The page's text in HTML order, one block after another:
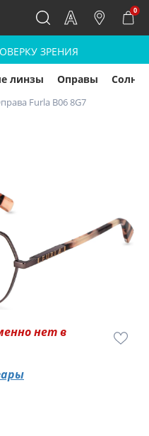
0
ЗРЕНИЯ
линзы Оправы
Furla B06 8G7
нет в